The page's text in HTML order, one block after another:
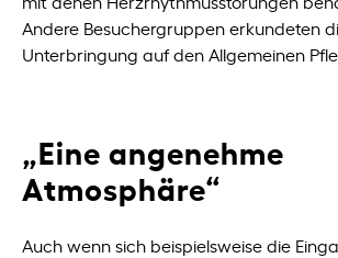
Andere Besuchergruppen erkundeten
Unterbringung auf den Allgemeinen
„Eine angenehme
Atmosphäre“
Auch wenn sich beispielsweise die